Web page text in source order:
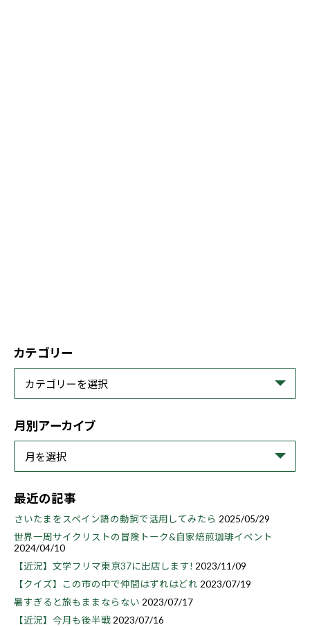
カテゴリー
月別アーカイブ
最近の記事
さいたまをスペイン語の動詞で活用してみたら 2025/05/29
世界一周サイクリストの冒険トーク&自家焙煎珈琲イベント
2024/04/10
【近況】文学フリマ東京37に出店します! 2023/11/09
【クイズ】この市の中で仲間はずれはどれ 2023/07/19
暑すぎると旅もままならない 2023/07/17
【近況】今月も後半戦 2023/07/16